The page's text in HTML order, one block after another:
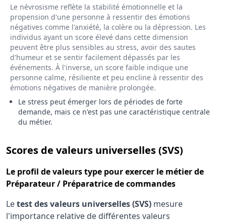
Le névrosisme reflète la stabilité émotionnelle et la
propension d'une personne à ressentir des émotions
négatives comme l'anxiété, la colère ou la dépression. Les
individus ayant un score élevé dans cette dimension
peuvent être plus sensibles au stress, avoir des sautes
d'humeur et se sentir facilement dépassés par les
événements. À l'inverse, un score faible indique une
personne calme, résiliente et peu encline à ressentir des
émotions négatives de manière prolongée.
Le stress peut émerger lors de périodes de forte
demande, mais ce n'est pas une caractéristique centrale
du métier.
Scores de valeurs universelles (SVS)
Le profil de valeurs type pour exercer le métier de
Préparateur / Préparatrice de commandes
Letest des valeurs universelles (SVS) mesure
l'importance relative de différentes valeurs